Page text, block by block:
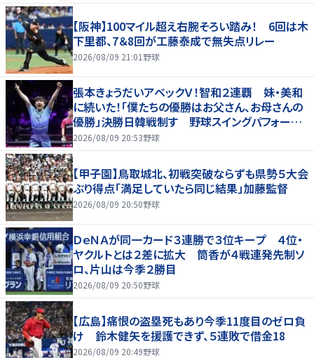
【阪神】100マイル超え右腕そろい踏み！ 6回は木
下里都、7＆8回が工藤泰成で無失点リレー
2026/08/09 21:01 野球
張本きょうだいアベックＶ！智和２連覇 妹・美和
に続いた！「僕たちの優勝はお父さん、お母さんの
優勝」決勝日韓戦制す 野球スイングパフォーマ
ンスで歓喜爆発 本音もちらり「妹が先に決めて
2026/08/09 20:53野球
【甲子園】鳥取城北、初戦突破ならずも県勢５大会
ぶり得点「満足していたら同じ結果」加藤監督
2026/08/09 20:50野球
ＤｅＮＡが同一カード３連勝で３位キープ ４位・
ヤクルトとは２差に拡大 筒香が４戦連発先制ソ
ロ、片山は今季２勝目
2026/08/09 20:50野球
【広島】痛恨の盗塁死もあり今季11度目のゼロ負
け 鈴木健矢を援護できず、５連敗で借金18
2026/08/09 20:49野球